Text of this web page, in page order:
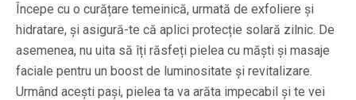
Începe cu o curățare temeinică, urmată de exfoliere și
hidratare, și asigură-te că aplici protecție solară zilnic. De
asemenea, nu uita să îți răsfeți pielea cu măști și masaje
faciale pentru un boost de luminositate și revitalizare.
Urmând acești pași, pielea ta va arăta impecabil și te vei